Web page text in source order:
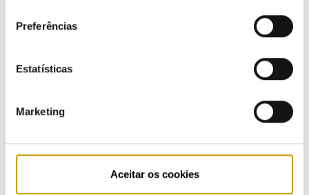
Preferências
Estatísticas
Marketing
Aceitar os cookies
16/01/2024
Diretiva n.º 5/2024, de 16 de janeiro
Aprova as tarifas da Entidade Gestora da Rede de Mobilidade Elétrica para 2024